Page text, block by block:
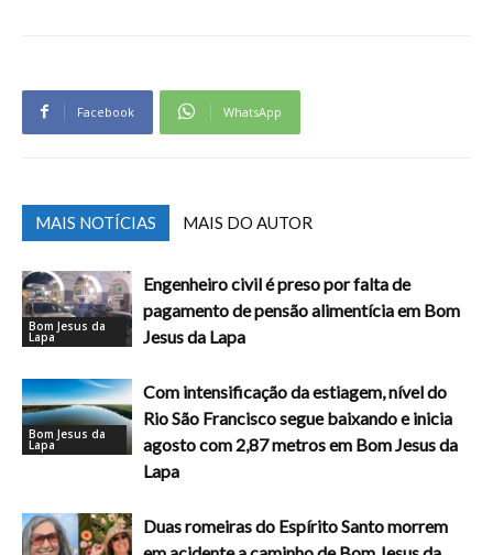
Facebook WhatsApp
MAIS NOTÍCIAS MAIS DO AUTOR
Bom Jesus da
Lapa
Engenheiro civil é preso por falta de
pagamento de pensão alimentícia em Bom
Jesus da Lapa
Bom Jesus da
Lapa
Com intensificação da estiagem, nível do
Rio São Francisco segue baixando e inicia
agosto com 2,87 metros em Bom Jesus da
Lapa
Duas romeiras do Espírito Santo morrem